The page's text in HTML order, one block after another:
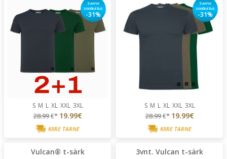
Suvine
soodustus
-31%
S M L XL XXL 3XL
28.99€* 19.99€
KIIRE TARNE
Suvine
soodustus
-31%
S M L XL XXL 3XL
28.99€* 19.99€
KIIRE TARNE
Vulcan® t-särk 3vnt. Vulcan t-särk